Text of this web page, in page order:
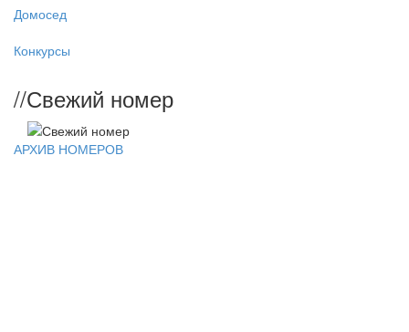
Домосед
Конкурсы
//Свежий номер
АРХИВ НОМЕРОВ